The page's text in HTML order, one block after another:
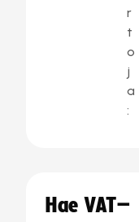
r
t
o
j
a
:
Hae VAT–